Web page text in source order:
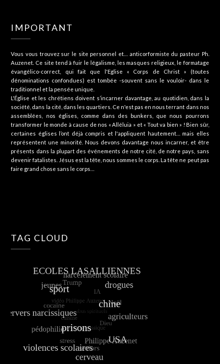
IMPORTANT
Vous vous trouvez sur le site personnel et… anticorformiste du pasteur Ph.
Auzenet. Ce site tend à fuir le légalisme, les masques religieux, le formatage
évangélico-correct, qui fait que l'Eglise « Corps de Christ » (toutes
dénominations confondues) est tombée -souvent sans le vouloir- dans le
traditionnel et la pensée unique.
L'Église et les chrétiens doivent s’incarner davantage, au quotidien, dans la
société, dans la cité, dans les quartiers. Ce n'est pas en nous terrant dans nos
assemblées, nos églises, comme dans des bunkers, que nous pourrons
transformer le monde à cause de nos « Alléluia » et « Tout va bien » ! Bien sûr,
certaines églises l’ont déjà compris et l'appliquent hautement… mais elles
représentent une minorité. Nous devons davantage nous incarner, et être
présents dans la plupart des événements de notre cité, de notre pays, sans
devenir fatalistes. Jésus est la tête, nous sommes le corps. La tête ne peut pas
faire grand chose sans le corps…
TAG CLOUD